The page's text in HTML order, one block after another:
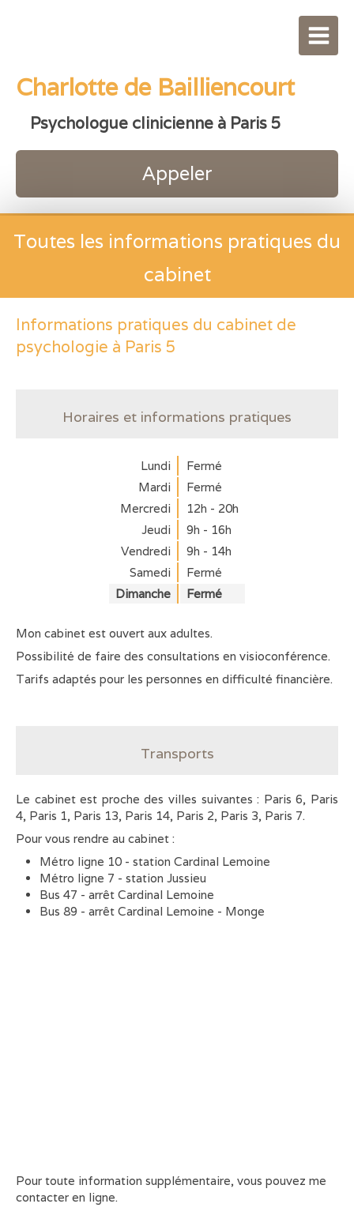
Charlotte de Bailliencourt
Psychologue clinicienne à Paris 5
Appeler
Toutes les informations pratiques du
cabinet
Informations pratiques du cabinet de
psychologie à Paris 5
Horaires et informations pratiques
Lundi
Fermé
Mardi
Fermé
Mercredi
12h - 20h
Jeudi
9h - 16h
Vendredi
9h - 14h
Samedi
Fermé
Dimanche
Fermé
Mon cabinet est ouvert aux adultes.
Possibilité de faire des consultations en visioconférence.
Tarifs adaptés pour les personnes en difficulté financière.
Transports
Le cabinet est proche des villes suivantes : Paris 6, Paris
4, Paris 1, Paris 13, Paris 14, Paris 2, Paris 3, Paris 7.
Pour vous rendre au cabinet :
Métro ligne 10 - station Cardinal Lemoine
Métro ligne 7 - station Jussieu
Bus 47 - arrêt Cardinal Lemoine
Bus 89 - arrêt Cardinal Lemoine - Monge
Pour toute information supplémentaire, vous pouvez me
contacter en ligne.